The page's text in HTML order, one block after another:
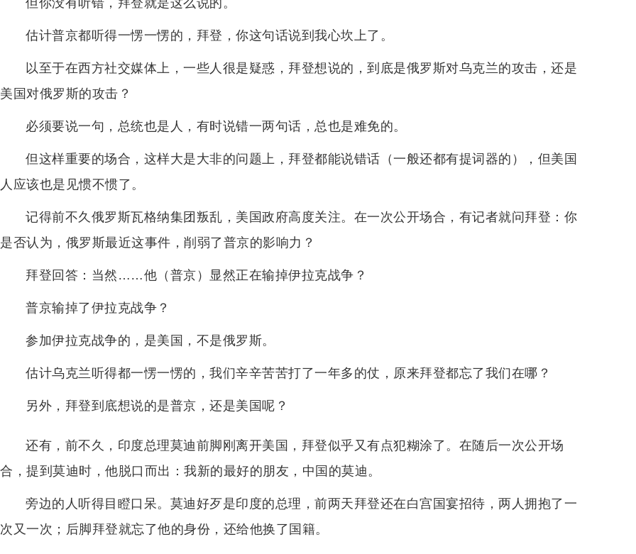
但你没有听错，拜登就是这么说的。
估计普京都听得一愣一愣的，拜登，你这句话说到我心坎上了。
以至于在西方社交媒体上，一些人很是疑惑，拜登想说的，到底是俄罗斯对乌克兰的攻击，还是
美国对俄罗斯的攻击？
必须要说一句，总统也是人，有时说错一两句话，总也是难免的。
但这样重要的场合，这样大是大非的问题上，拜登都能说错话（一般还都有提词器的），但美国
人应该也是见惯不惯了。
记得前不久俄罗斯瓦格纳集团叛乱，美国政府高度关注。在一次公开场合，有记者就问拜登：你
是否认为，俄罗斯最近这事件，削弱了普京的影响力？
拜登回答：当然……他（普京）显然正在输掉伊拉克战争？
普京输掉了伊拉克战争？
参加伊拉克战争的，是美国，不是俄罗斯。
估计乌克兰听得都一愣一愣的，我们辛辛苦苦打了一年多的仗，原来拜登都忘了我们在哪？
另外，拜登到底想说的是普京，还是美国呢？
还有，前不久，印度总理莫迪前脚刚离开美国，拜登似乎又有点犯糊涂了。在随后一次公开场
合，提到莫迪时，他脱口而出：我新的最好的朋友，中国的莫迪。
旁边的人听得目瞪口呆。莫迪好歹是印度的总理，前两天拜登还在白宫国宴招待，两人拥抱了一
次又一次；后脚拜登就忘了他的身份，还给他换了国籍。